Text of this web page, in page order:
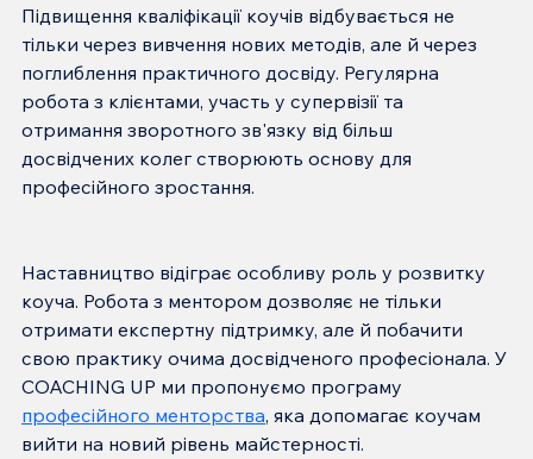
Підвищення кваліфікації коучів відбувається не
тільки через вивчення нових методів, але й через
поглиблення практичного досвіду. Регулярна
робота з клієнтами, участь у супервізії та
отримання зворотного зв'язку від більш
досвідчених колег створюють основу для
Наставництво відіграє особливу роль у розвитку
коуча. Робота з ментором дозволяє не тільки
отримати експертну підтримку, але й побачити
свою практику очима досвідченого професіонала. У
COACHING UP ми пропонуємо програму
професійного менторства, яка допомагає коучам